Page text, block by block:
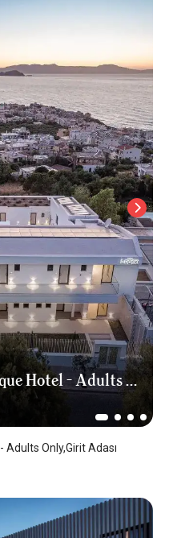
Lagon Life Spirit Boutique Hotel - Adults Only
Only,Girit Adası